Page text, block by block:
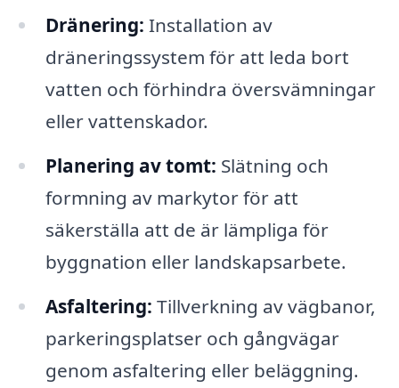
Dränering: Installation av
dräneringssystem för att leda bort
vatten och förhindra översvämningar
eller vattenskador.
Planering av tomt: Slätning och
formning av markytor för att
säkerställa att de är lämpliga för
byggnation eller landskapsarbete.
Asfaltering: Tillverkning av vägbanor,
parkeringsplatser och gångvägar
genom asfaltering eller beläggning.